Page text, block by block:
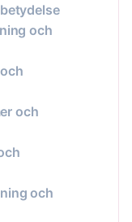
och
och
och